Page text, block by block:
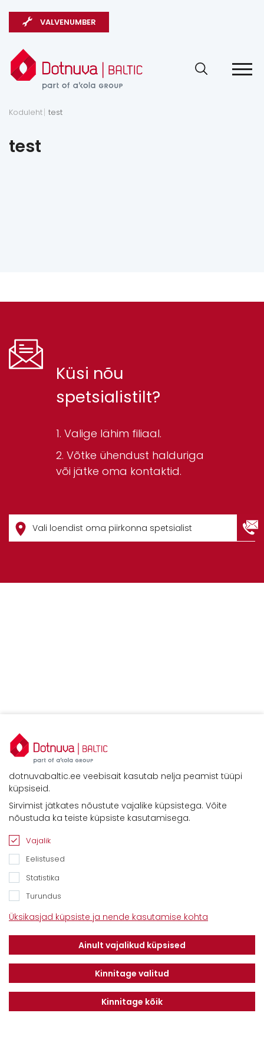
VALVENUMBER
Koduleht test
test
Küsi nõu
spetsialistilt?
Valige lähim filiaal.
Võtke ühendust halduriga
või jätke oma kontaktid.
Kontaktid
Savimäe 7, Vahi 60534, Tartu vald
Tel. 6612800
E-mail:
Klientidele
Meist
Kontaktid
Teenindus
Finantseerimine
Privaatsuseeskiri
Liitu uudiskirjaga
dotnuvabaltic.ee veebisait kasutab nelja peamist tüüpi
küpsiseid.
Sirvimist jätkates nõustute vajalike küpsistega. Võite
nõustuda ka teiste küpsiste kasutamisega.
Vajalik
Eelistused
Statistika
Turundus
Üksikasjad küpsiste ja nende kasutamise kohta
Ainult vajalikud küpsised
Kinnitage valitud
Kinnitage kõik